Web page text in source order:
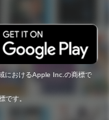
におけるApple Inc.の商標で
です。